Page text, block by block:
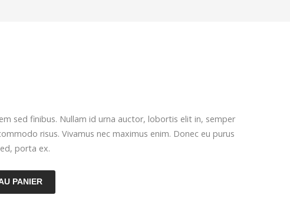
sed finibus. Nullam id urna auctor, lobortis elit in, semper
risus. Vivamus nec maximus enim. Donec eu purus
porta ex.
PANIER